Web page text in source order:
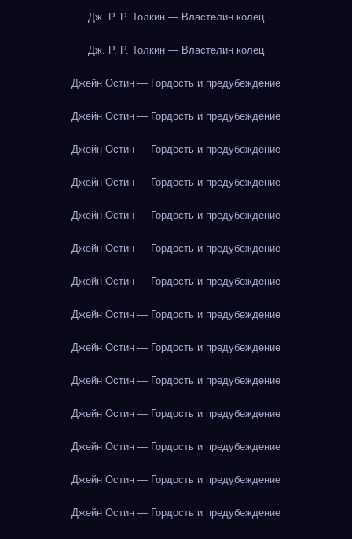
Дж. Р. Р. Толкин — Властелин колец
Дж. Р. Р. Толкин — Властелин колец
Джейн Остин — Гордость и предубеждение
Джейн Остин — Гордость и предубеждение
Джейн Остин — Гордость и предубеждение
Джейн Остин — Гордость и предубеждение
Джейн Остин — Гордость и предубеждение
Джейн Остин — Гордость и предубеждение
Джейн Остин — Гордость и предубеждение
Джейн Остин — Гордость и предубеждение
Джейн Остин — Гордость и предубеждение
Джейн Остин — Гордость и предубеждение
Джейн Остин — Гордость и предубеждение
Джейн Остин — Гордость и предубеждение
Джейн Остин — Гордость и предубеждение
Джейн Остин — Гордость и предубеждение